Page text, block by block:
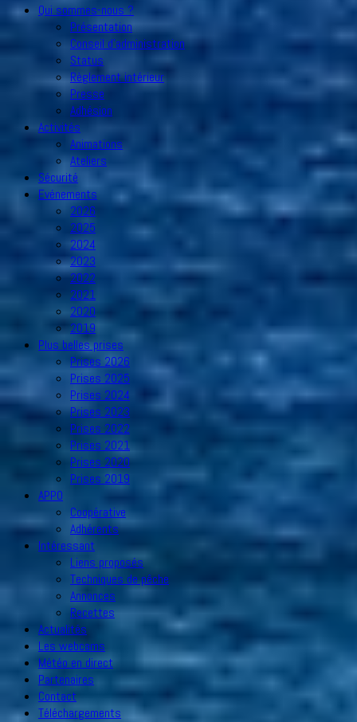
Qui sommes-nous ?
Présentation
Conseil d’administration
Status
Règlement intérieur
Presse
Adhésion
Activités
Animations
Ateliers
Sécurité
Evénements
2026
2025
2024
2023
2022
2021
2020
2019
Plus belles prises
Prises 2026
Prises 2025
Prises 2024
Prises 2023
Prises 2022
Prises 2021
Prises 2020
Prises 2019
APPO
Coopérative
Adhérents
Intéressant
Liens proposés
Techniques de pêche
Annonces
Recettes
Actualités
Les webcams
Météo en direct
Partenaires
Contact
Téléchargements